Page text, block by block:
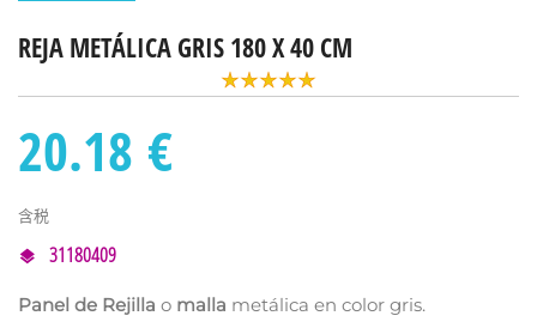
REJA METÁLICA GRIS 180 X 40 CM
20.18 €
含税
31180409
Panel de Rejilla o malla metálica en color gris.